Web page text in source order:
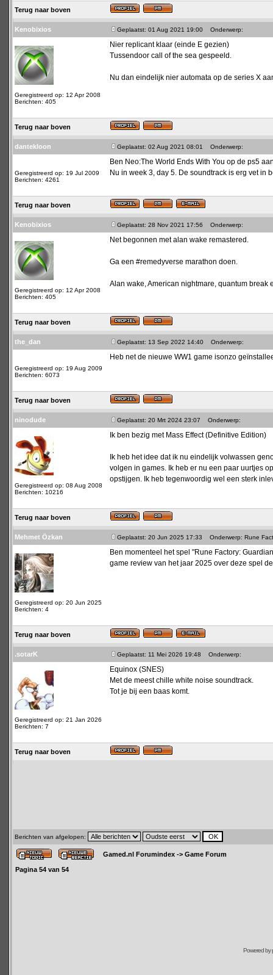
Terug naar boven
Kenobixios Geplaatst: 01 Aug 2021 19:00 Onderwerp:
Geregistreerd op: 12 Apr 2008
Berichten: 405
Nier replicant klaar (einde E gezien)
Tussendoor call of the sea gespeeld.
Nu dan eindelijk nier automata op de series X
Terug naar boven
dantekloon Geplaatst: 02 Aug 2021 08:01 Onderwerp:
Geregistreerd op: 19 Jul 2009
Berichten: 4261
Ben Neo:The World Ends With You op de ps5
Nu in week 3, day 5. De soundtrack is erg vet in
Terug naar boven
Kenobixios Geplaatst: 28 Nov 2021 17:56 Onderwerp:
Geregistreerd op: 12 Apr 2008
Berichten: 405
Net begonnen met alan wake remastered.
Ga een #remedyverse marathon doen.
Alan wake, American nightmare, quantum break
Terug naar boven
the_dan Geplaatst: 13 Sep 2022 14:40 Onderwerp:
Geregistreerd op: 19 Aug 2009
Berichten: 6073
Heb net de nieuwe WW1 game isonzo
Terug naar boven
ninodude Geplaatst: 20 Mrt 2024 23:07 Onderwerp:
Geregistreerd op: 08 Aug 2008
Berichten: 10216
Ik ben bezig met Mass Effect (Definitive Edition)
Ik heb het idee dat ik nu eindelijk volwassen
volgen in games. Ik heb er nu een paar uurtjes
opstijgen. Ik heb tegenwoordig wel een sterk
Terug naar boven
Mehmet Özkan Geplaatst: 20 Jun 2025 17:33 Onderwerp: Rune
Geregistreerd op: 20 Jun 2025
Berichten: 4
Ben momenteel het spel "Rune Factory:
game review van het jaar 2025 over deze spel
Terug naar boven
.sotarK Geplaatst: 11 Mei 2026 19:48 Onderwerp:
Geregistreerd op: 21 Jan 2026
Berichten: 7
Equinox (SNES)
Met de meest chille white noise soundtrack.
Tot je bij een baas komt.
Terug naar boven
Berichten van afgelopen:
Gamed.nl Forumindex -> Game Forum
Pagina 54 van 54
Powered by